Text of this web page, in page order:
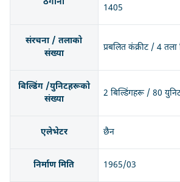
1405
संरचना / तलाको
संख्या
प्रबलित कंक्रीट / 4 तला
बिल्डिंग /युनिटहरूको
संख्या
2 बिल्डिंगहरू / 80
एलेभेटर छैन
निर्माण मिति 1965/03